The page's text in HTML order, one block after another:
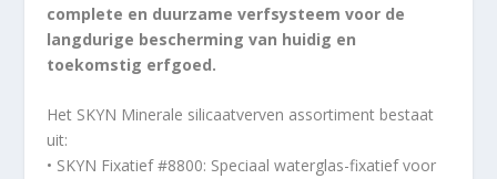
complete en duurzame verfsysteem voor de
langdurige bescherming van huidig en
toekomstig erfgoed.
Het SKYN Minerale silicaatverven assortiment bestaat
uit:
• SKYN Fixatief #8800: Speciaal waterglas-fixatief voor